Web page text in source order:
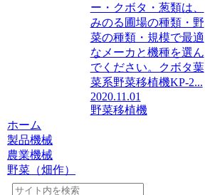
ー・クボタ・葱類は、
みのる圃場の種類・野
菜の種類・規模で最適
なメーカと機種を選ん
でください。クボタ葉
菜系野菜移植機KP-2...
2020.11.01
野菜移植機
ホーム
製品機械
農業機械
野菜（畑作）